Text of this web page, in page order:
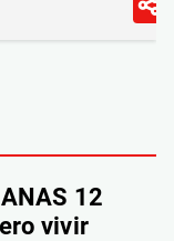
12
vivir